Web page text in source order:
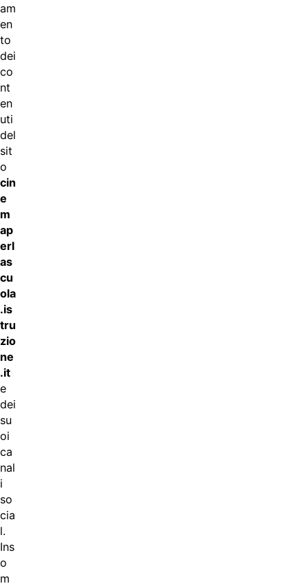
am
en
to
dei
co
nt
en
uti
del
sit
o
cin
e
m
ap
erl
as
cu
ola
.is
tru
zio
ne
.it
e
dei
su
oi
ca
nal
i
so
cia
l.
Ins
o
m